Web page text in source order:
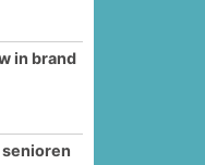
in brand